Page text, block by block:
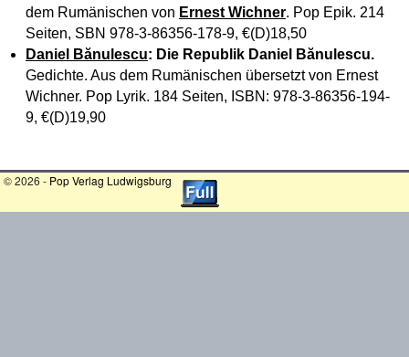
dem Rumänischen von Ernest Wichner. Pop Epik. 214
Seiten, SBN 978-3-86356-178-9, €(D)18,50
Daniel Bănulescu: Die Republik Daniel Bănulescu.
Gedichte. Aus dem Rumänischen übersetzt von Ernest
Wichner. Pop Lyrik. 184 Seiten, ISBN: 978-3-86356-194-
9, €(D)19,90
© 2026 - Pop Verlag Ludwigsburg